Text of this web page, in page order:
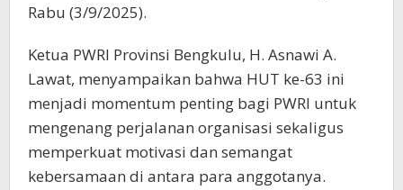
Rabu (3/9/2025).
Ketua PWRI Provinsi Bengkulu, H. Asnawi A.
Lawat, menyampaikan bahwa HUT ke-63 ini
menjadi momentum penting bagi PWRI untuk
mengenang perjalanan organisasi sekaligus
memperkuat motivasi dan semangat
kebersamaan di antara para anggotanya.